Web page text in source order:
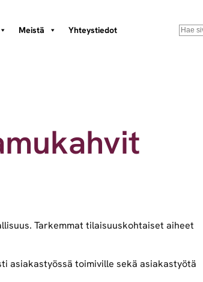
Meistä Yhteystiedot Search
Tarkemmat tilaisuuskohtaiset aiheet
asiakastyössä toimiville sekä asiakastyötä